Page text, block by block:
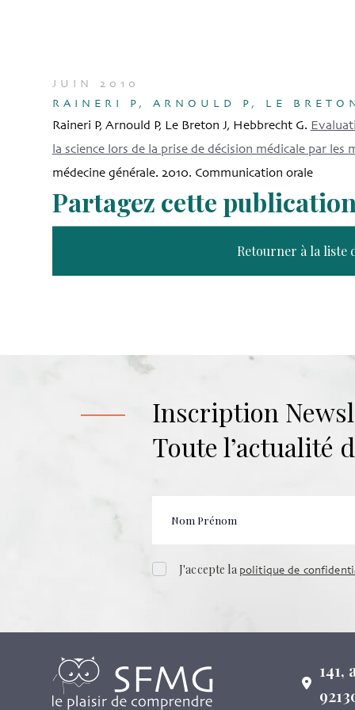
JUIN 2010
RAINERI P, ARNOULD P, LE
Raineri P, Arnould P, Le Breton J, Hebbrecht G.
la science lors de la prise de décision médicale par
médecine générale. 2010. Communication orale
Partagez cette publication
Retourner à la liste
Inscription
Toute l’actualité
J'accepte lapolitique de
141,